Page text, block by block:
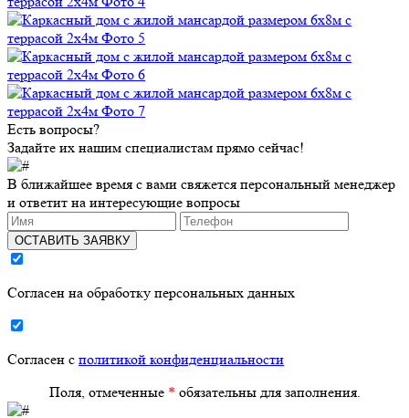
Есть вопросы?
Задайте их нашим специалистам прямо сейчас!
В ближайшее время с вами свяжется персональный менеджер
и ответит на интересующие вопросы
ОСТАВИТЬ ЗАЯВКУ
Согласен на обработку персональных данных
Согласен с политикой конфиденциальности
Поля, отмеченные * обязательны для заполнения.